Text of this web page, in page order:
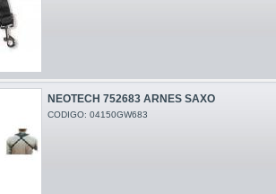
NEOTECH 752683 ARNES SAXO
CODIGO: 04150GW683